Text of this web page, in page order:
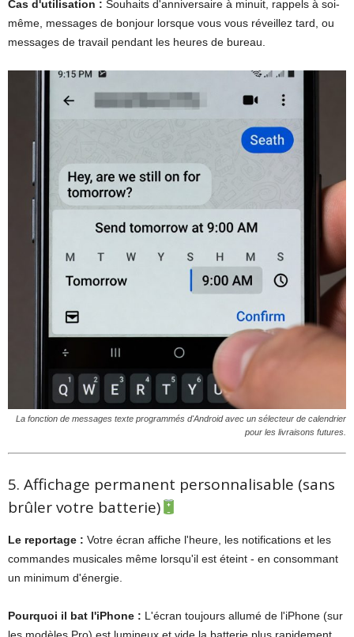
Cas d'utilisation : Souhaits d'anniversaire à minuit, rappels à soi-
même, messages de bonjour lorsque vous vous réveillez tard, ou
messages de travail pendant les heures de bureau.
La fonction de messages texte programmés d'Android avec un sélecteur de calendrier
pour les livraisons futures.
5. Affichage permanent personnalisable (sans
brûler votre batterie)
Le reportage : Votre écran affiche l'heure, les notifications et les
commandes musicales même lorsqu'il est éteint - en consommant
un minimum d'énergie.
Pourquoi il bat l'iPhone : L'écran toujours allumé de l'iPhone (sur
les modèles Pro) est lumineux et vide la batterie plus rapidement.